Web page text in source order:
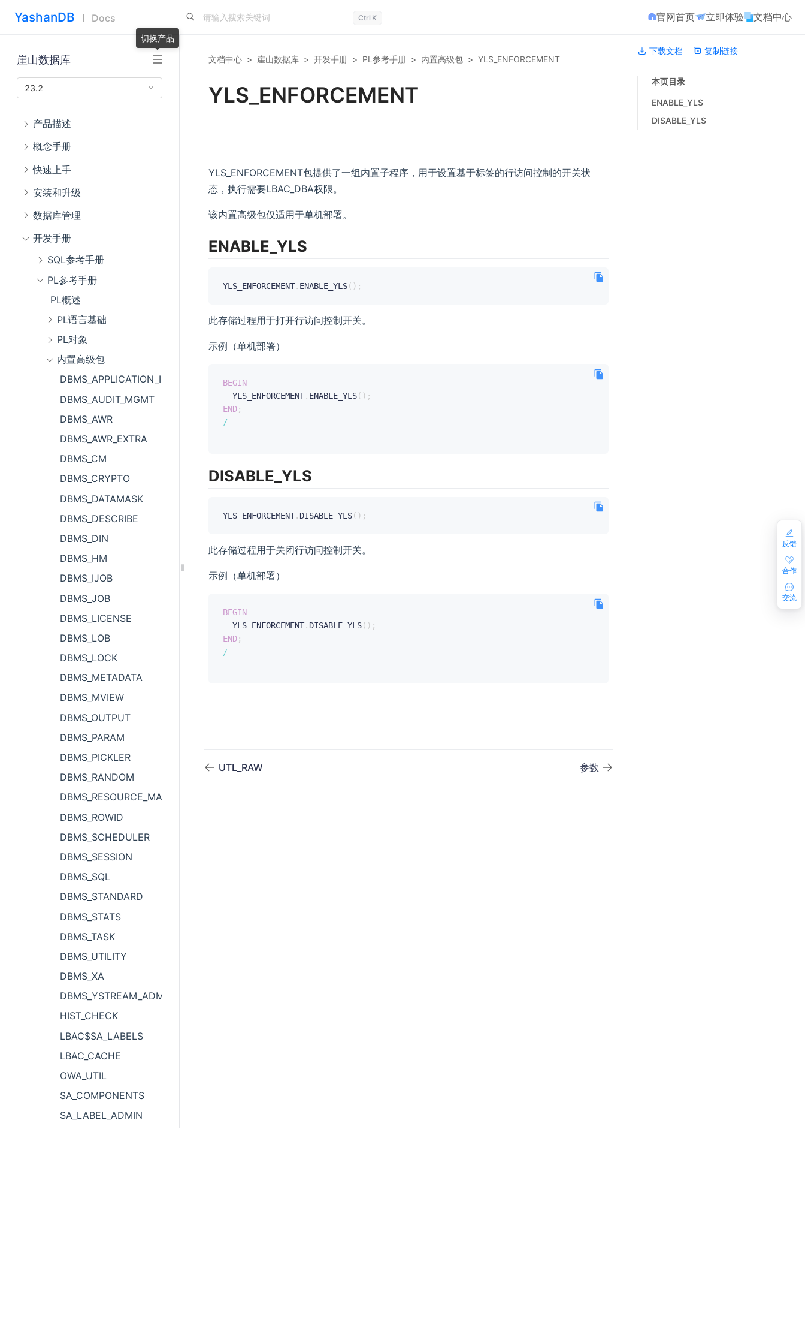
YashanDB Docs Ctrl K 官网首页 立即体验 文档中心
崖山数据库
23.2
产品描述
概念手册
快速上手
安装和升级
数据库管理
开发手册
SQL参考手册
PL参考手册
PL概述
PL语言基础
PL对象
内置高级包
DBMS_APPLICATION_INFO
DBMS_AUDIT_MGMT
DBMS_AWR
DBMS_AWR_EXTRA
DBMS_CM
DBMS_CRYPTO
DBMS_DATAMASK
DBMS_DESCRIBE
DBMS_DIN
DBMS_HM
DBMS_IJOB
DBMS_JOB
DBMS_LICENSE
DBMS_LOB
DBMS_LOCK
DBMS_METADATA
DBMS_MVIEW
DBMS_OUTPUT
DBMS_PARAM
DBMS_PICKLER
DBMS_RANDOM
DBMS_RESOURCE_MANAGER
DBMS_ROWID
DBMS_SCHEDULER
DBMS_SESSION
DBMS_SQL
DBMS_STANDARD
DBMS_STATS
DBMS_TASK
DBMS_UTILITY
DBMS_XA
DBMS_YSTREAM_ADM
HIST_CHECK
LBAC$SA_LABELS
LBAC_CACHE
OWA_UTIL
SA_COMPONENTS
SA_LABEL_ADMIN
文档中心 > 崖山数据库 > 开发手册 > PL参考手册 > 内置高级包 > YLS_ENFORCEMENT
YLS_ENFORCEMENT
YLS_ENFORCEMENT包提供了一组内置子程序，用于设置基于标签的行访问控制的开关状
态，执行需要LBAC_DBA权限。
该内置高级包仅适用于单机部署。
ENABLE_YLS
YLS_ENFORCEMENT. ENABLE_YLS( ) ;
此存储过程用于打开行访问控制开关。
示例（单机部署）
BEGIN
  YLS_ENFORCEMENT
. ENABLE_YLS( ) ;
END;
/
DISABLE_YLS
YLS_ENFORCEMENT. DISABLE_YLS( ) ;
此存储过程用于关闭行访问控制开关。
示例（单机部署）
BEGIN
  YLS_ENFORCEMENT
. DISABLE_YLS( ) ;
END;
/
UTL_RAW 参数
下载文档 复制链接
本页目录
ENABLE_YLS
DISABLE_YLS
反馈
合作
交流
切换产品